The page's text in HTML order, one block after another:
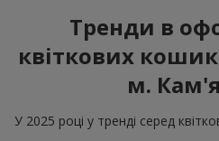
Тренди в
квіткових
м.
У 2025 році у тренді серед